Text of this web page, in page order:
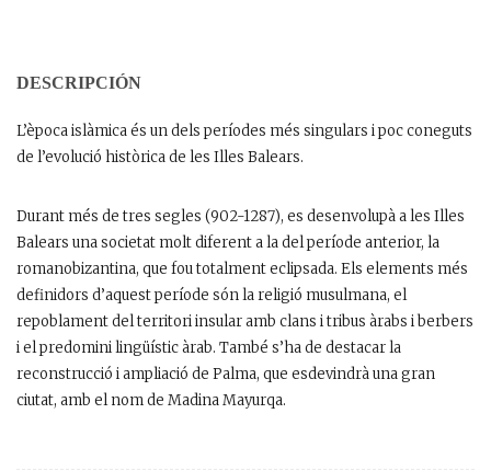
DESCRIPCIÓN
L’època islàmica és un dels períodes més singulars i poc coneguts
de l’evolució històrica de les Illes Balears.
Durant més de tres segles (902-1287), es desenvolupà a les Illes
Balears una societat molt diferent a la del període anterior, la
romanobizantina, que fou totalment eclipsada. Els elements més
definidors d’aquest període són la religió musulmana, el
repoblament del territori insular amb clans i tribus àrabs i berbers
i el predomini lingüístic àrab. També s’ha de destacar la
reconstrucció i ampliació de Palma, que esdevindrà una gran
ciutat, amb el nom de Madina Mayurqa.